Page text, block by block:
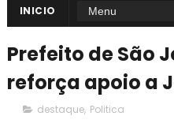
INICIO
Prefeito de São
reforça apoio a
destaque, Politica